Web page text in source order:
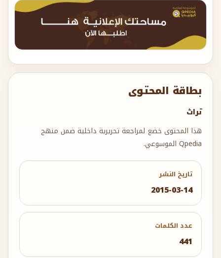
بطاقة المحتوى
تراث
هذا المحتوى خضع لمراجعة تحريرية داخلية ضمن منهج
Qpedia الموسوعي.
تاريخ النشر
2015-03-14
عدد الكلمات
441